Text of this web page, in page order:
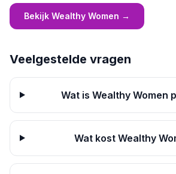
Bekijk Wealthy Women →
Veelgestelde vragen
Wat is Wealthy Women
Wat kost Wealthy